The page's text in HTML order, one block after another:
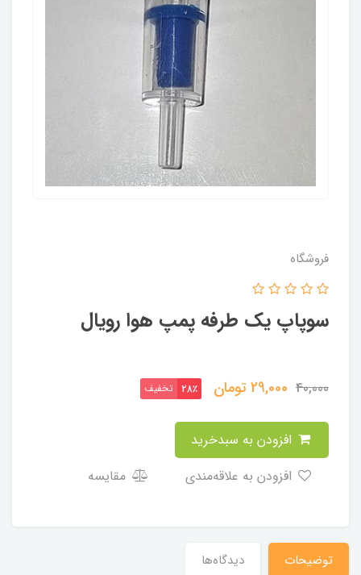
فروشگاه
سوپاپ یک طرفه پمپ هوا رویال
40,000
29,000تومان 28٪ تخفیف
مقایسه
توضیحات دیدگاه‌ها